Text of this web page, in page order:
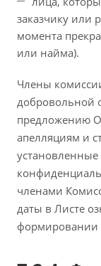
заказчику или
момента
или найма).
Члены
добровольной
предложению
апелляциям и
членами
даты в Листе
формировании